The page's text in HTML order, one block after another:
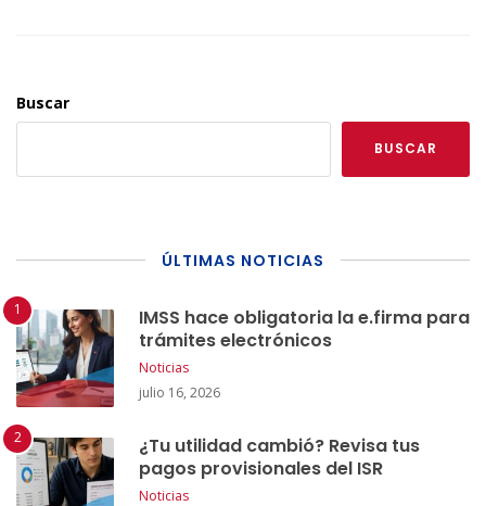
Buscar
BUSCAR
ÚLTIMAS NOTICIAS
IMSS hace obligatoria la e.firma para
trámites electrónicos
Noticias
julio 16, 2026
¿Tu utilidad cambió? Revisa tus
pagos provisionales del ISR
Noticias